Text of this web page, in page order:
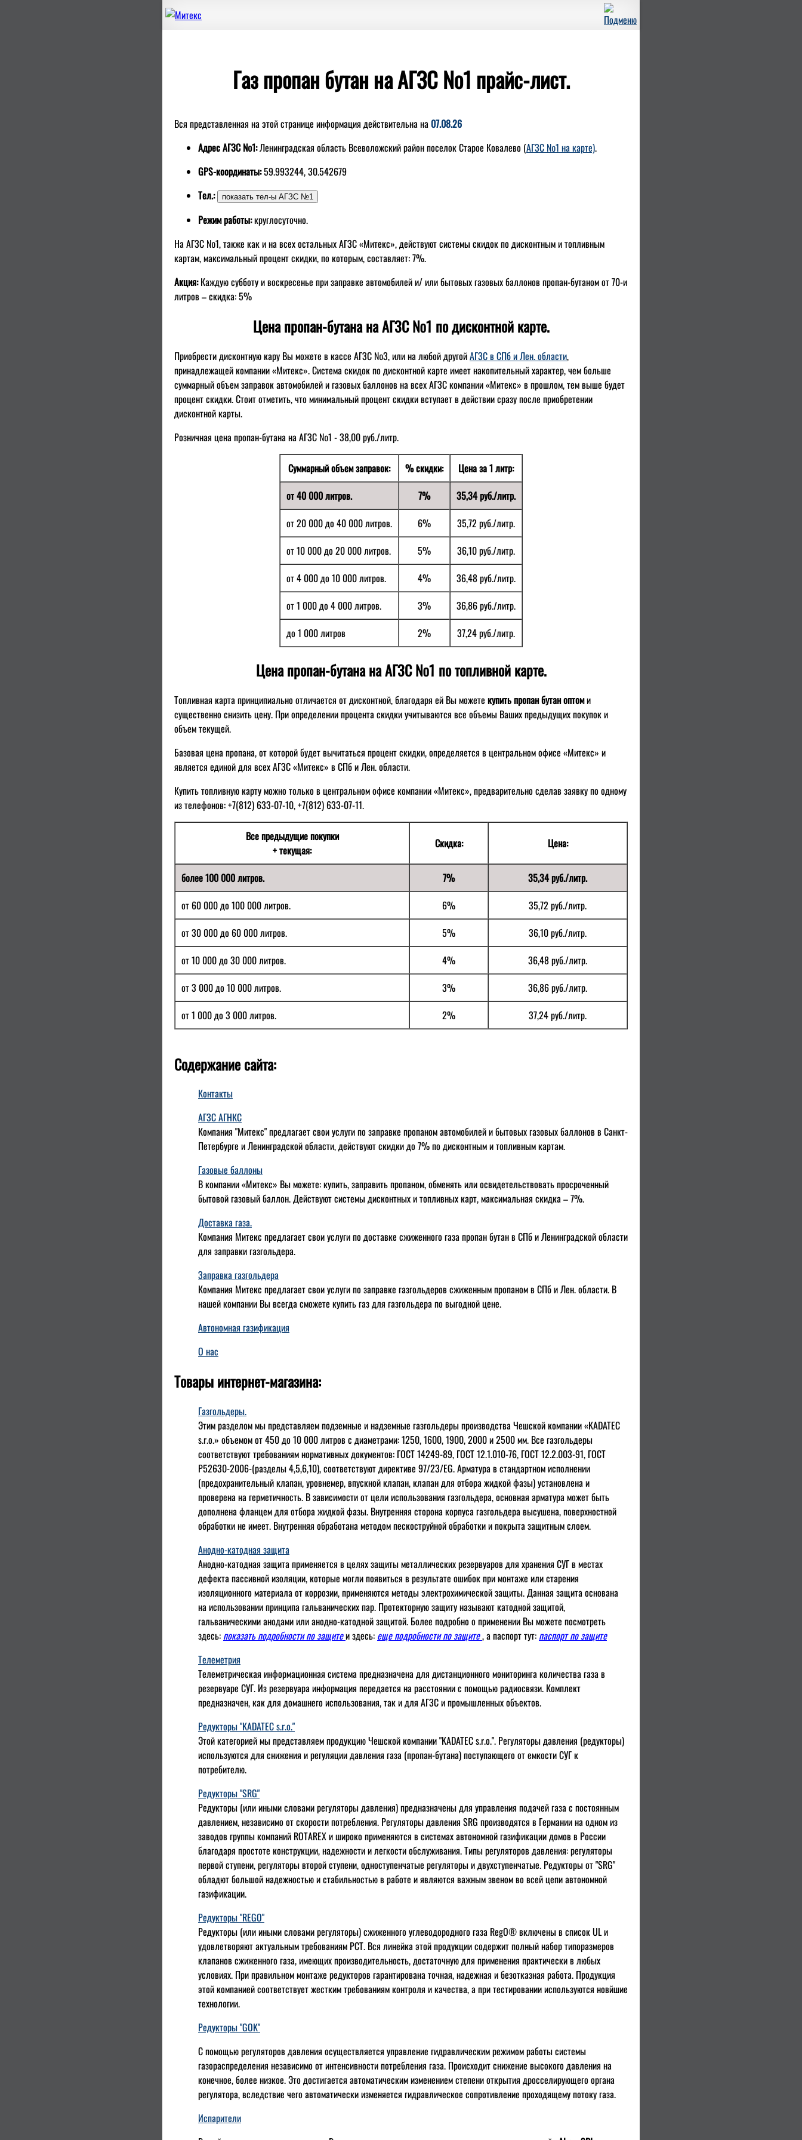
Газ пропан бутан на АГЗС №1 прайс-лист.
Вся представленная на этой странице информация действительна на 07.08.26
Адрес АГЗС №1:Ленинградская область Всеволожский район поселок Старое Ковалево (АГЗС №1 на карте).
GPS-координаты:59.993244, 30.542679
Тел.:
Режим работы:круглосуточно.
На АГЗС №1, также как и на всех остальных АГЗС «Митекс», действуют системы скидок по дисконтным и топливным
картам, максимальный процент скидки, по которым, составляет: 7%.
Акция:Каждую субботу и воскресенье при заправке автомобилей и/ или бытовых газовых баллонов пропан-бутаном от 70-и
литров – скидка: 5%
Цена пропан-бутана на АГЗС №1 по дисконтной карте.
Приобрести дисконтную кару Вы можете в кассе АГЗС №3, или на любой другойАГЗС в СПб и Лен. области,
принадлежащей компании «Митекс». Система скидок по дисконтной карте имеет накопительный характер, чем больше
суммарный объем заправок автомобилей и газовых баллонов на всех АГЗС компании «Митекс» в прошлом, тем выше будет
процент скидки. Стоит отметить, что минимальный процент скидки вступает в действии сразу после приобретении
дисконтной карты.
Розничная цена пропан-бутана на АГЗС №1 - 38,00 руб./литр.
Суммарный объем заправок: % скидки:
Цена за 1 литр:
от 40 000 литров.
7%
35,34 руб./литр.
от 20 000 до 40 000 литров.
6%
35,72 руб./литр.
от 10 000 до 20 000 литров.
5%
36,10 руб./литр.
от 4 000 до 10 000 литров.
4%
36,48 руб./литр.
от 1 000 до 4 000 литров.
3%
36,86 руб./литр.
до 1 000 литров
2% 37,24 руб./литр.
Цена пропан-бутана на АГЗС №1 по топливной карте.
Топливная карта принципиально отличается от дисконтной, благодаря ей Вы можете купить пропан бутан оптоми
существенно снизить цену. При определении процента скидки учитываются все объемы Ваших предыдущих покупок и
объем текущей.
Базовая цена пропана, от которой будет вычитаться процент скидки, определяется в центральном офисе «Митекс» и
является единой для всех АГЗС «Митекс» в СПб и Лен. области.
Купить топливную карту можно только в центральном офисе компании «Митекс», предварительно сделав заявку по одному
из телефонов: +7(812) 633-07-10, +7(812) 633-07-11.
Все предыдущие покупки
+ текущая:
Скидка: Цена:
более 100 000 литров. 7%
35,34 руб./литр.
от 60 000 до 100 000 литров.
6%
35,72 руб./литр.
от 30 000 до 60 000 литров.
5%
36,10 руб./литр.
от 10 000 до 30 000 литров.
4%
36,48 руб./литр.
от 3 000 до 10 000 литров.
3%
36,86 руб./литр.
от 1 000 до 3 000 литров.
2% 37,24 руб./литр.
Содержание сайта:
Контакты
АГЗС АГНКС
Компания "Митекс" предлагает свои услуги по заправке пропаном автомобилей и бытовых газовых баллонов в Санкт-
Петербурге и Ленинградской области, действуют скидки до 7% по дисконтным и топливным картам.
Газовые баллоны
В компании «Митекс» Вы можете: купить, заправить пропаном, обменять или освидетельствовать просроченный
бытовой газовый баллон. Действуют системы дисконтных и топливных карт, максимальная скидка – 7%.
Доставка газа.
Компания Митекс предлагает свои услуги по доставке сжиженного газа пропан бутан в СПб и Ленинградской области
для заправки газгольдера.
Заправка газгольдера
Компания Митекс предлагает свои услуги по заправке газгольдеров сжиженным пропаном в СПб и Лен. области. В
нашей компании Вы всегда сможете купить газ для газгольдера по выгодной цене.
Автономная газификация
О нас
Товары интернет-магазина:
Газгольдеры.
Этим разделом мы представляем подземные и надземные газгольдеры производства Чешской компании «KADATEC
s.r.o.» объемом от 450 до 10 000 литров с диаметрами: 1250, 1600, 1900, 2000 и 2500 мм. Все газгольдеры
соответствуют требованиям нормативных документов: ГОСТ 14249-89, ГОСТ 12.1.010-76, ГОСТ 12.2.003-91, ГОСТ
Р52630-2006-(разделы 4,5,6,10), соответствуют директиве 97/23/EG. Арматура в стандартном исполнении
(предохранительный клапан, уровнемер, впускной клапан, клапан для отбора жидкой фазы) установлена и
проверена на герметичность. В зависимости от цели использования газгольдера, основная арматура может быть
дополнена фланцем для отбора жидкой фазы. Внутренняя сторона корпуса газгольдера высушена, поверхностной
обработки не имеет. Внутренняя обработана методом пескоструйной обработки и покрыта защитным слоем.
Анодно-катодная защита
Анодно-катодная защита применяется в целях защиты металлических резервуаров для хранения СУГ в местах
дефекта пассивной изоляции, которые могли появиться в результате ошибок при монтаже или старения
изоляционного материала от коррозии, применяются методы электрохимической защиты. Данная защита основана
на использовании принципа гальванических пар. Протекторную защиту называют катодной защитой,
гальваническими анодами или анодно-катодной защитой. Более подробно о применении Вы можете посмотреть
здесь: показать подробности по защитеи здесь: еще подробности по защите, а паспорт тут: паспорт по защите
Телеметрия
Телеметрическая информационная система предназначена для дистанционного мониторинга количества газа в
резервуаре СУГ. Из резервуара информация передается на расстоянии с помощью радиосвязи. Комплект
предназначен, как для домашнего использования, так и для АГЗС и промышленных объектов.
Редукторы "KADATEC s.r.o."
Этой категорией мы представляем продукцию Чешской компании "KADATEC s.r.o.". Регуляторы давления (редукторы)
используются для снижения и регуляции давления газа (пропан-бутана) поступающего от емкости СУГ к
потребителю.
Редукторы "SRG"
Редукторы (или иными словами регуляторы давления) предназначены для управления подачей газа с постоянным
давлением, независимо от скорости потребления. Регуляторы давления SRG производятся в Германии на одном из
заводов группы компаний ROTAREX и широко применяются в системах автономной газификации домов в России
благодаря простоте конструкции, надежности и легкости обслуживания. Типы регуляторов давления: регуляторы
первой ступени, регуляторы второй ступени, одноступенчатые регуляторы и двухступенчатые. Редукторы от "SRG"
обладют большой надежностью и стабильностью в работе и являются важным звеном во всей цепи автономной
газификации.
Редукторы "REGO"
Редукторы (или иными словами регуляторы) сжиженного углеводородного газа RegO® включены в список UL и
удовлетворяют актуальным требованиям РСТ. Вся линейка этой продукции содержит полный набор типоразмеров
клапанов сжиженного газа, имеющих производительность, достаточную для применения практически в любых
условиях. При правильном монтаже редукторов гарантирована точная, надежная и безотказная работа. Продукция
этой компанией соответствует жестким требованиям контроля и качества, а при тестировании используются новйшие
технологии.
Редукторы "GOK"
С помощью регуляторов давления осуществляется управление гидравлическим режимом работы системы
газораспределения независимо от интенсивности потребления газа. Происходит снижение высокого давления на
конечное, более низкое. Это достигается автоматическим изменением степени открытия дросселирующего органа
регулятора, вследствие чего автоматически изменяется гидравлическое сопротивление проходящему потоку газа.
Испарители